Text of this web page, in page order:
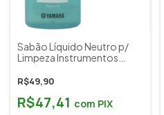
Sabão Líquido Neutro p/
Limpeza Instrumentos
28417 (Brass Soap)
R$49,90
R$47,41 com PIX